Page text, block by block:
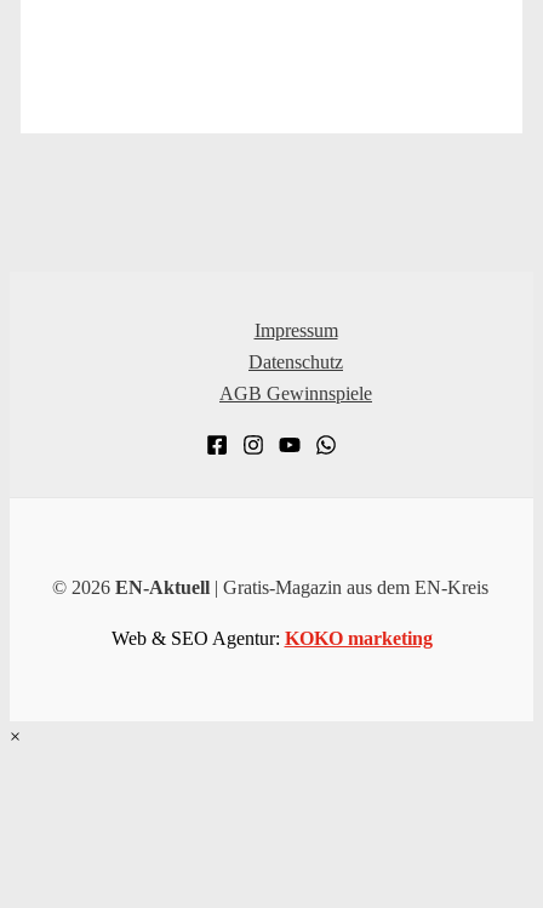
Impressum
Datenschutz
AGB Gewinnspiele
© 2026 EN-Aktuell | Gratis-Magazin aus dem EN-Kreis
Web & SEO Agentur: KOKO marketing
×